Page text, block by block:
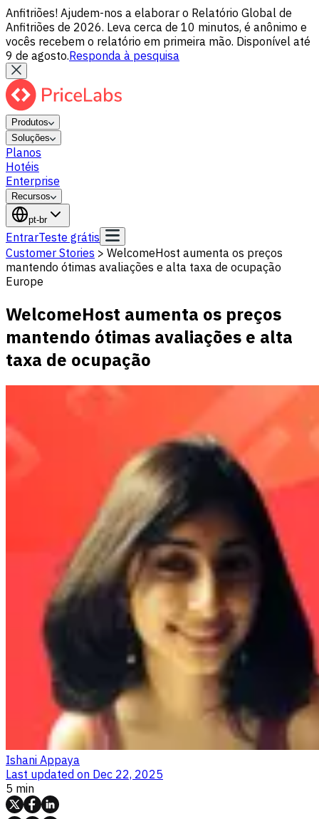
Anfitriões! Ajudem-nos a elaborar o Relatório Global de
Anfitriões de 2026. Leva cerca de 10 minutos, é anônimo e
vocês recebem o relatório em primeira mão. Disponível até
9 de agosto.Responda à pesquisa
Produtos
Soluções
Planos
Hotéis
Enterprise
Recursos
pt-br
EntrarTeste grátis
Customer Stories > WelcomeHost aumenta os preços
mantendo ótimas avaliações e alta taxa de ocupação
Europe
WelcomeHost aumenta os preços
mantendo ótimas avaliações e alta
taxa de ocupação
Ishani Appaya
Last updated on Dec 22, 2025
5 min